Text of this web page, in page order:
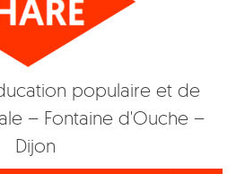
populaire et de
– Fontaine d'Ouche –
Dijon